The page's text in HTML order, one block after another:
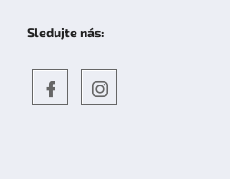
Sledujte nás: